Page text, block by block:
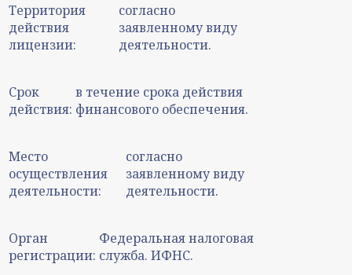
Территория
действия
лицензии:
согласно
заявленному виду
деятельности.
Срок
действия:
в течение срока действия
финансового обеспечения.
Место
осуществления
деятельности:
согласно
заявленному виду
деятельности.
Орган
регистрации:
Федеральная налоговая
служба. ИФНС.